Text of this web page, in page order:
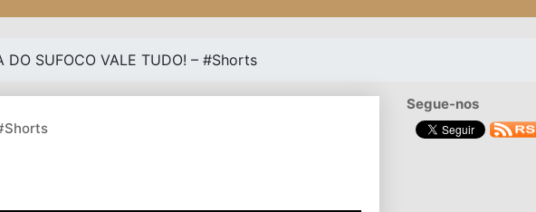
DO SUFOCO VALE TUDO! – #Shorts
Segue-nos